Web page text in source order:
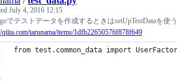
July 4, 2016 12:15
でテストデータを作成するときはsetUpTestDataを使
qiita.com/tarunama/items/1dfb22650576f878f649
from test.common_data import